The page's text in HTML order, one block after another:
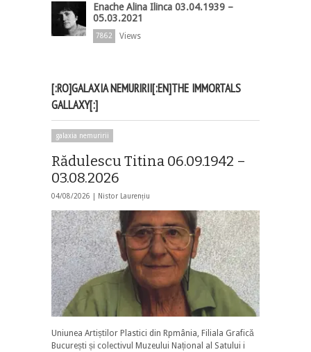
Enache Alina Ilinca 03.04.1939 –
05.03.2021
7862 Views
[:RO]GALAXIA NEMURIRII[:EN]THE IMMORTALS
GALLAXY[:]
galaxia nemuririi
Rădulescu Titina 06.09.1942 –
03.08.2026
04/08/2026 | Nistor Laurențiu
Uniunea Artiștilor Plastici din Rpmânia, Filiala Grafică
București și colectivul Muzeului Național al Satului i